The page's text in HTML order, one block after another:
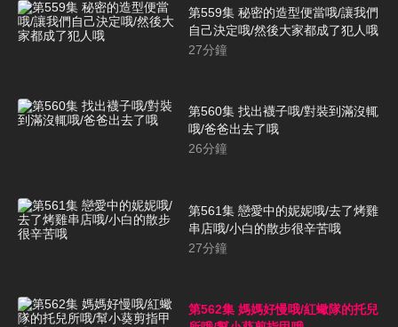
第559集 秘密的造型便當哦/讓我們
自己決定哦/然後大家都成了犯人哦
27分鐘
第560集 找出襪子哦/對裝到滿沒輒
哦/爸爸出去了哦
26分鐘
第561集 戀愛中的妮妮哦/去了烤雞
串店哦/小白的散步很辛苦哦
27分鐘
第562集 媽媽好慢哦/紅蠍隊的托兒